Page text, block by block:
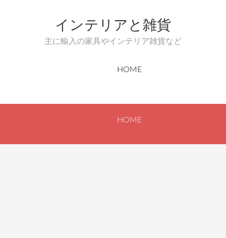
インテリアと雑貨
主に輸入の家具やインテリア雑貨など
HOME
HOME